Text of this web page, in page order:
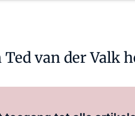
van der Valk